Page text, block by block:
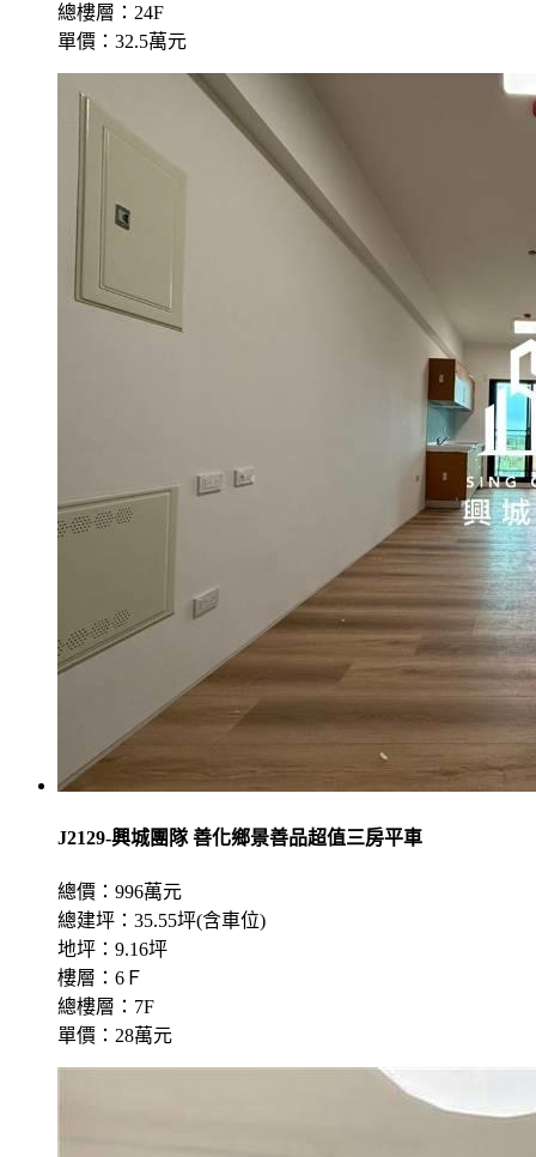
總樓層：24F
單價：32.5萬元
J2129-興城團隊 善化鄉景善品超值三房平車
總價：996萬元
總建坪：35.55坪(含車位)
地坪：9.16坪
樓層：6Ｆ
總樓層：7F
單價：28萬元